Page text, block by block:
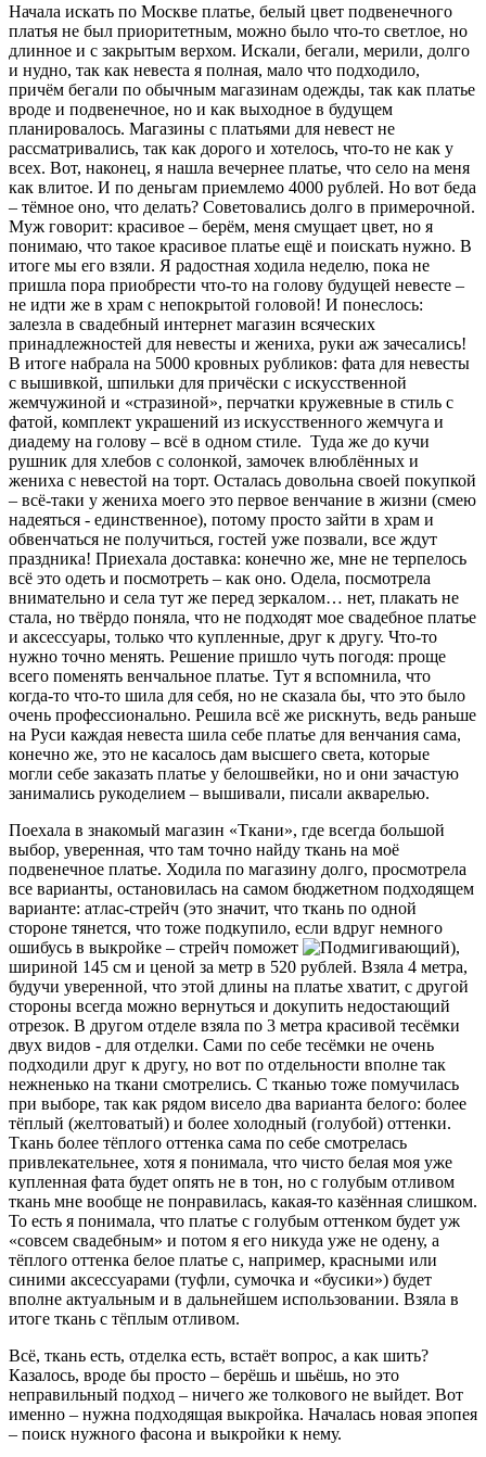
Начала искать по Москве платье, белый цвет подвенечного
платья не был приоритетным, можно было что-то светлое, но
длинное и с закрытым верхом. Искали, бегали, мерили, долго
и нудно, так как невеста я полная, мало что подходило,
причём бегали по обычным магазинам одежды, так как платье
вроде и подвенечное, но и как выходное в будущем
планировалось. Магазины с платьями для невест не
рассматривались, так как дорого и хотелось, что-то не как у
всех. Вот, наконец, я нашла вечернее платье, что село на меня
как влитое. И по деньгам приемлемо 4000 рублей. Но вот беда
– тёмное оно, что делать? Советовались долго в примерочной.
Муж говорит: красивое – берём, меня смущает цвет, но я
понимаю, что такое красивое платье ещё и поискать нужно. В
итоге мы его взяли. Я радостная ходила неделю, пока не
пришла пора приобрести что-то на голову будущей невесте –
не идти же в храм с непокрытой головой! И понеслось:
залезла в свадебный интернет магазин всяческих
принадлежностей для невесты и жениха, руки аж зачесались!
В итоге набрала на 5000 кровных рубликов: фата для невесты
с вышивкой, шпильки для причёски с искусственной
жемчужиной и «стразиной», перчатки кружевные в стиль с
фатой, комплект украшений из искусственного жемчуга и
диадему на голову – всё в одном стиле. Туда же до кучи
рушник для хлебов с солонкой, замочек влюблённых и
жениха с невестой на торт. Осталась довольна своей покупкой
– всё-таки у жениха моего это первое венчание в жизни (смею
надеяться - единственное), потому просто зайти в храм и
обвенчаться не получиться, гостей уже позвали, все ждут
праздника! Приехала доставка: конечно же, мне не терпелось
всё это одеть и посмотреть – как оно. Одела, посмотрела
внимательно и села тут же перед зеркалом… нет, плакать не
стала, но твёрдо поняла, что не подходят мое свадебное платье
и аксессуары, только что купленные, друг к другу. Что-то
нужно точно менять. Решение пришло чуть погодя: проще
всего поменять венчальное платье. Тут я вспомнила, что
когда-то что-то шила для себя, но не сказала бы, что это было
очень профессионально. Решила всё же рискнуть, ведь раньше
на Руси каждая невеста шила себе платье для венчания сама,
конечно же, это не касалось дам высшего света, которые
могли себе заказать платье у белошвейки, но и они зачастую
занимались рукоделием – вышивали, писали акварелью.
Поехала в знакомый магазин «Ткани», где всегда большой
выбор, уверенная, что там точно найду ткань на моё
подвенечное платье. Ходила по магазину долго, просмотрела
все варианты, остановилась на самом бюджетном подходящем
варианте: атлас-стрейч (это значит, что ткань по одной
стороне тянется, что тоже подкупило, если вдруг немного
ошибусь в выкройке – стрейч поможет
),
шириной 145 см и ценой за метр в 520 рублей. Взяла 4 метра,
будучи уверенной, что этой длины на платье хватит, с другой
стороны всегда можно вернуться и докупить недостающий
отрезок. В другом отделе взяла по 3 метра красивой тесёмки
двух видов - для отделки. Сами по себе тесёмки не очень
подходили друг к другу, но вот по отдельности вполне так
нежненько на ткани смотрелись. С тканью тоже помучилась
при выборе, так как рядом висело два варианта белого: более
тёплый (желтоватый) и более холодный (голубой) оттенки.
Ткань более тёплого оттенка сама по себе смотрелась
привлекательнее, хотя я понимала, что чисто белая моя уже
купленная фата будет опять не в тон, но с голубым отливом
ткань мне вообще не понравилась, какая-то казённая слишком.
То есть я понимала, что платье с голубым оттенком будет уж
«совсем свадебным» и потом я его никуда уже не одену, а
тёплого оттенка белое платье с, например, красными или
синими аксессуарами (туфли, сумочка и «бусики») будет
вполне актуальным и в дальнейшем использовании. Взяла в
итоге ткань с тёплым отливом.
Всё, ткань есть, отделка есть, встаёт вопрос, а как шить?
Казалось, вроде бы просто – берёшь и шьёшь, но это
неправильный подход – ничего же толкового не выйдет. Вот
именно – нужна подходящая выкройка. Началась новая эпопея
– поиск нужного фасона и выкройки к нему.